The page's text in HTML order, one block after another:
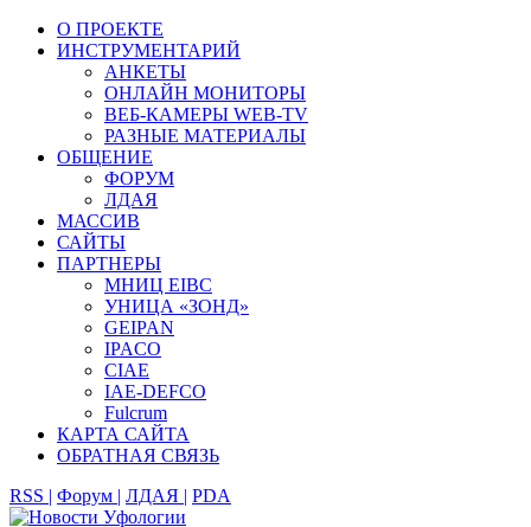
О ПРОЕКТЕ
ИНСТРУМЕНТАРИЙ
АНКЕТЫ
ОНЛАЙН МОНИТОРЫ
ВЕБ-КАМЕРЫ WEB-TV
РАЗНЫЕ МАТЕРИАЛЫ
ОБЩЕНИЕ
ФОРУМ
ЛДАЯ
МАССИВ
САЙТЫ
ПАРТНЕРЫ
МНИЦ EIBC
УНИЦА «ЗОНД»
GEIPAN
IPACO
CIAE
IAE-DEFCO
Fulcrum
КАРТА САЙТА
ОБРАТНАЯ СВЯЗЬ
RSS | Форум | ЛДАЯ | PDA